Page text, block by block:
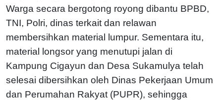
Warga secara bergotong royong dibantu BPBD,
TNI, Polri, dinas terkait dan relawan
membersihkan material lumpur. Sementara itu,
material longsor yang menutupi jalan di
Kampung Cigayun dan Desa Sukamulya telah
selesai dibersihkan oleh Dinas Pekerjaan Umum
dan Perumahan Rakyat (PUPR), sehingga